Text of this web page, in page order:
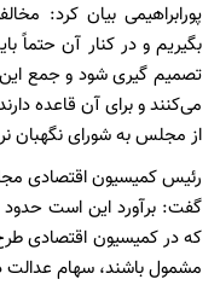
پورابراهیمی بیان کرد:
بگیریم و در کنار آن حتماً
تصمیم گیری شود و جمع این
می‌کنند و برای آن قاعده
از مجلس به شورای نگهبان
رئیس کمیسیون اقتصادی
که در کمیسیون اقتصادی
مشمول باشند، سهام عدالت